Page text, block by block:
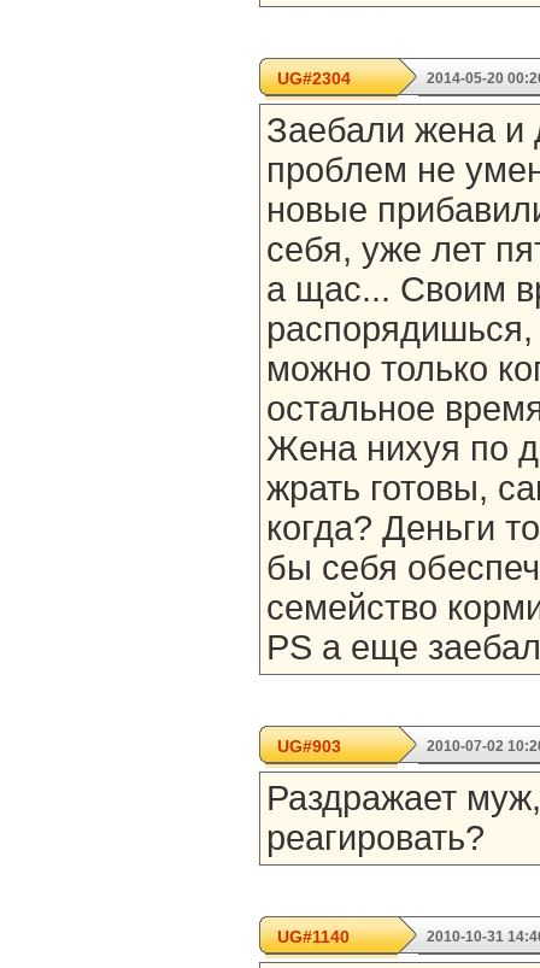
UG#2304 2014-05-20
Заебали жена и
проблем не
новые
себя, уже лет
а щас... Своим
распорядишься,
можно только
остальное
Жена нихуя по
жрать готовы,
когда? Деньги
бы себя
семейство
PS а еще
UG#903 2010-07-02
Раздражает
реагировать?
UG#1140 2010-10-31